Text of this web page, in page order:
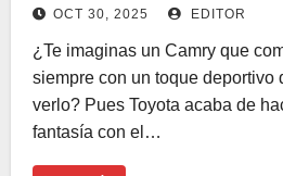
OCT 30, 2025 EDITOR
¿Te imaginas un Camry que
siempre con un toque deportivo
verlo? Pues Toyota acaba de
fantasía con el…